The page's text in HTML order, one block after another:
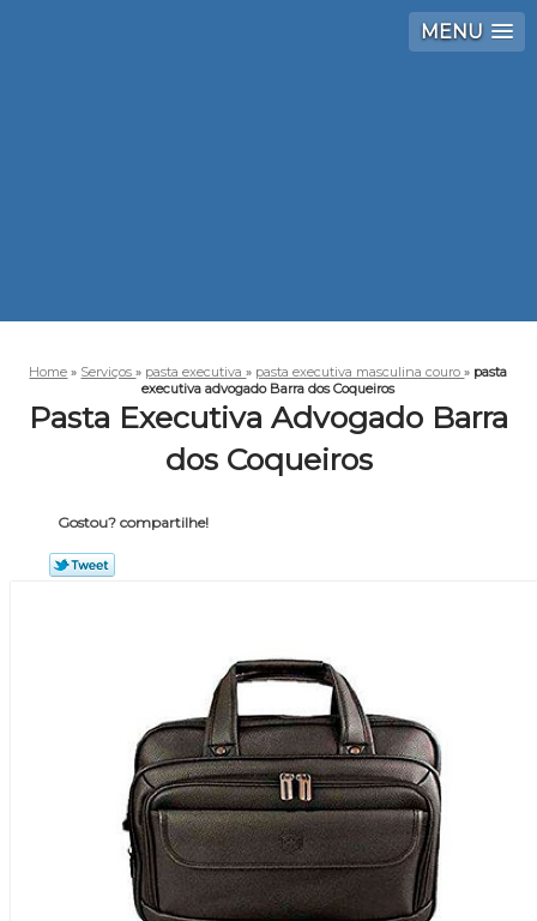
MENU
Home » Serviços» pasta executiva» pasta executiva masculina couro» pasta
executiva advogado Barra dos Coqueiros
Pasta Executiva Advogado Barra
dos Coqueiros
Gostou? compartilhe!